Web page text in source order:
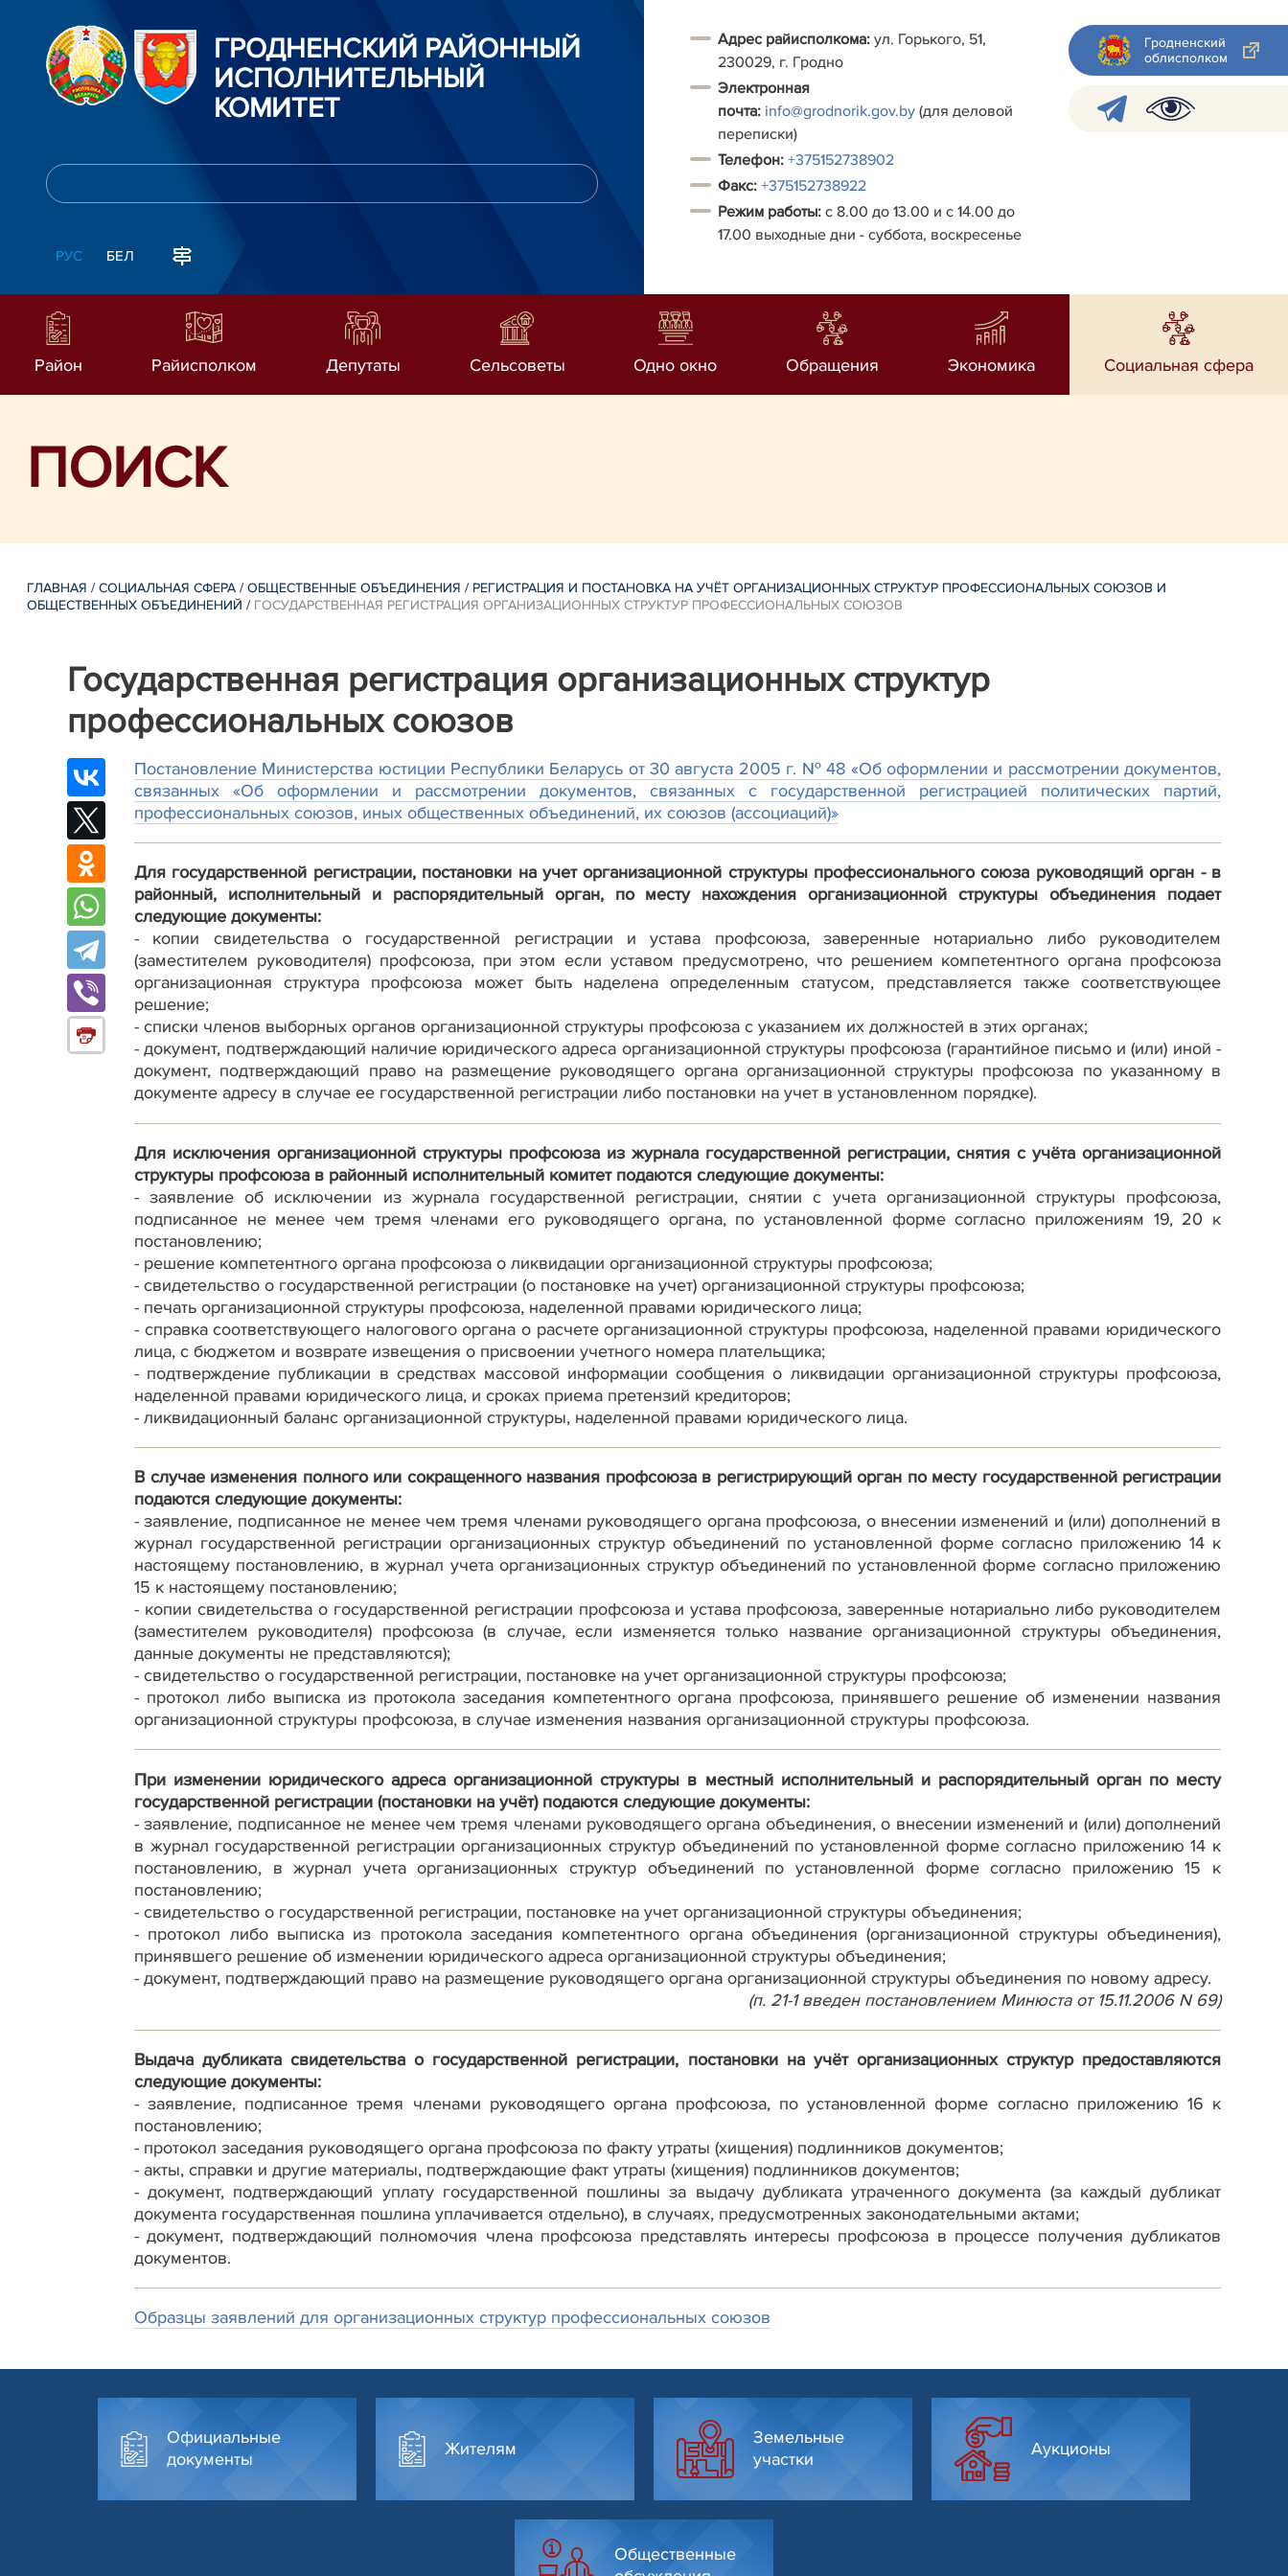
ГРОДНЕНСКИЙ РАЙОННЫЙ
ИСПОЛНИТЕЛЬНЫЙ
КОМИТЕТ
РУС БЕЛ
Адрес райисполкома: ул. Горького, 51,
230029, г. Гродно
Электронная
почта: info@grodnorik.gov.by (для деловой
переписки)
Телефон: +375152738902
Факс: +375152738922
Режим работы: с 8.00 до 13.00 и с 14.00 до
17.00 выходные дни - суббота, воскресенье
Гродненский
облисполком
Район Райисполком Депутаты Сельсоветы Одно окно Обращения Экономика Социальная сфера
ПОИСК
ГЛАВНАЯ /СОЦИАЛЬНАЯ СФЕРА /ОБЩЕСТВЕННЫЕ ОБЪЕДИНЕНИЯ / РЕГИСТРАЦИЯ И ПОСТАНОВКА НА УЧЁТ ОРГАНИЗАЦИОННЫХ СТРУКТУР ПРОФЕССИОНАЛЬНЫХ СОЮЗОВ И
ОБЩЕСТВЕННЫХ ОБЪЕДИНЕНИЙ / ГОСУДАРСТВЕННАЯ РЕГИСТРАЦИЯ ОРГАНИЗАЦИОННЫХ СТРУКТУР ПРОФЕССИОНАЛЬНЫХ СОЮЗОВ
Государственная регистрация организационных структур
профессиональных союзов
Постановление Министерства юстиции Республики Беларусь от 30 августа 2005 г. № 48 «Об оформлении и рассмотрении документов,
связанных «Об оформлении и рассмотрении документов, связанных с государственной регистрацией политических партий,
профессиональных союзов, иных общественных объединений, их союзов (ассоциаций)»
Для государственной регистрации, постановки на учет организационной структуры профессионального союза руководящий орган - в
районный, исполнительный и распорядительный орган, по месту нахождения организационной структуры объединения подает
следующие документы:
- копии свидетельства о государственной регистрации и устава профсоюза, заверенные нотариально либо руководителем
(заместителем руководителя) профсоюза, при этом если уставом предусмотрено, что решением компетентного органа профсоюза
организационная структура профсоюза может быть наделена определенным статусом, представляется также соответствующее
решение;
- списки членов выборных органов организационной структуры профсоюза с указанием их должностей в этих органах;
- документ, подтверждающий наличие юридического адреса организационной структуры профсоюза (гарантийное письмо и (или) иной -
документ, подтверждающий право на размещение руководящего органа организационной структуры профсоюза по указанному в
документе адресу в случае ее государственной регистрации либо постановки на учет в установленном порядке).
Для исключения организационной структуры профсоюза из журнала государственной регистрации, снятия с учёта организационной
структуры профсоюза в районный исполнительный комитет подаются следующие документы:
- заявление об исключении из журнала государственной регистрации, снятии с учета организационной структуры профсоюза,
подписанное не менее чем тремя членами его руководящего органа, по установленной форме согласно приложениям 19, 20 к
постановлению;
- решение компетентного органа профсоюза о ликвидации организационной структуры профсоюза;
- свидетельство о государственной регистрации (о постановке на учет) организационной структуры профсоюза;
- печать организационной структуры профсоюза, наделенной правами юридического лица;
- справка соответствующего налогового органа о расчете организационной структуры профсоюза, наделенной правами юридического
лица, с бюджетом и возврате извещения о присвоении учетного номера плательщика;
- подтверждение публикации в средствах массовой информации сообщения о ликвидации организационной структуры профсоюза,
наделенной правами юридического лица, и сроках приема претензий кредиторов;
- ликвидационный баланс организационной структуры, наделенной правами юридического лица.
В случае изменения полного или сокращенного названия профсоюза в регистрирующий орган по месту государственной регистрации
подаются следующие документы:
- заявление, подписанное не менее чем тремя членами руководящего органа профсоюза, о внесении изменений и (или) дополнений в
журнал государственной регистрации организационных структур объединений по установленной форме согласно приложению 14 к
настоящему постановлению, в журнал учета организационных структур объединений по установленной форме согласно приложению
15 к настоящему постановлению;
- копии свидетельства о государственной регистрации профсоюза и устава профсоюза, заверенные нотариально либо руководителем
(заместителем руководителя) профсоюза (в случае, если изменяется только название организационной структуры объединения,
данные документы не представляются);
- свидетельство о государственной регистрации, постановке на учет организационной структуры профсоюза;
- протокол либо выписка из протокола заседания компетентного органа профсоюза, принявшего решение об изменении названия
организационной структуры профсоюза, в случае изменения названия организационной структуры профсоюза.
При изменении юридического адреса организационной структуры в местный исполнительный и распорядительный орган по месту
государственной регистрации (постановки на учёт) подаются следующие документы:
- заявление, подписанное не менее чем тремя членами руководящего органа объединения, о внесении изменений и (или) дополнений
в журнал государственной регистрации организационных структур объединений по установленной форме согласно приложению 14 к
постановлению, в журнал учета организационных структур объединений по установленной форме согласно приложению 15 к
постановлению;
- свидетельство о государственной регистрации, постановке на учет организационной структуры объединения;
- протокол либо выписка из протокола заседания компетентного органа объединения (организационной структуры объединения),
принявшего решение об изменении юридического адреса организационной структуры объединения;
- документ, подтверждающий право на размещение руководящего органа организационной структуры объединения по новому адресу.
(п. 21-1 введен постановлением Минюста от 15.11.2006 N 69)
Выдача дубликата свидетельства о государственной регистрации, постановки на учёт организационных структур предоставляются
следующие документы:
- заявление, подписанное тремя членами руководящего органа профсоюза, по установленной форме согласно приложению 16 к
постановлению;
- протокол заседания руководящего органа профсоюза по факту утраты (хищения) подлинников документов;
- акты, справки и другие материалы, подтверждающие факт утраты (хищения) подлинников документов;
- документ, подтверждающий уплату государственной пошлины за выдачу дубликата утраченного документа (за каждый дубликат
документа государственная пошлина уплачивается отдельно), в случаях, предусмотренных законодательными актами;
- документ, подтверждающий полномочия члена профсоюза представлять интересы профсоюза в процессе получения дубликатов
документов.
Образцы заявлений для организационных структур профессиональных союзов
Официальные
документы
Жителям
Земельные
участки
Аукционы
Общественные